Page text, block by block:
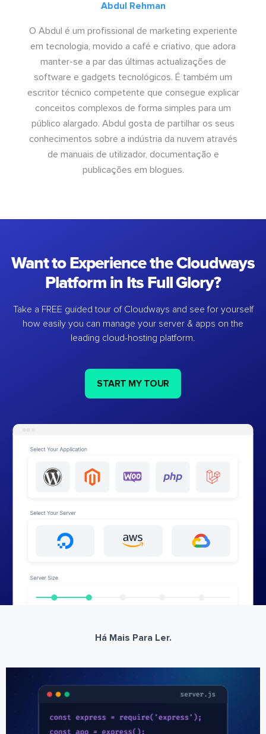
Abdul Rehman
O Abdul é um profissional de marketing experiente
em tecnologia, movido a café e criativo, que adora
manter-se a par das últimas actualizações de
software e gadgets tecnológicos. É também um
escritor técnico competente que consegue explicar
conceitos complexos de forma simples para um
público alargado. Abdul gosta de partilhar os seus
conhecimentos sobre a indústria da nuvem através
de manuais de utilizador, documentação e
publicações em blogues.
Want to Experience the Cloudways
Platform in Its Full Glory?
Take a FREE guided tour of Cloudways and see for yourself
how easily you can manage your server & apps on the
leading cloud-hosting platform.
START MY TOUR
Há Mais Para Ler.